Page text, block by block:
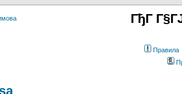
ГђГ
Правила